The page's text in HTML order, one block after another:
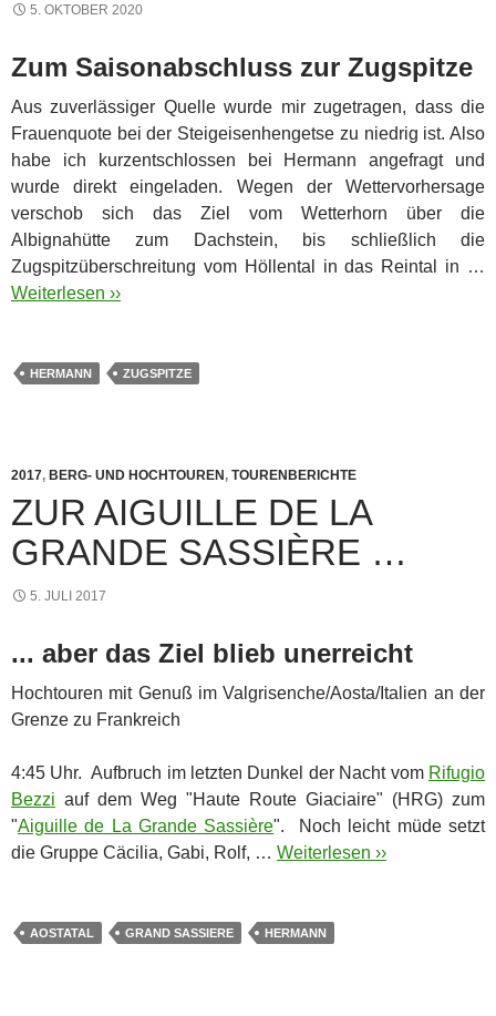
5. OKTOBER 2020
Zum Saisonabschluss zur Zugspitze
Aus zuverlässiger Quelle wurde mir zugetragen, dass die
Frauenquote bei der Steigeisenhengetse zu niedrig ist. Also
habe ich kurzentschlossen bei Hermann angefragt und
wurde direkt eingeladen. Wegen der Wettervorhersage
verschob sich das Ziel vom Wetterhorn über die
Albignahütte zum Dachstein, bis schließlich die
Zugspitzüberschreitung vom Höllental in das Reintal in …
Weiterlesen ››
HERMANN ZUGSPITZE
2017, BERG- UND HOCHTOUREN, TOURENBERICHTE
ZUR AIGUILLE DE LA
GRANDE SASSIÈRE …
5. JULI 2017
... aber das Ziel blieb unerreicht
Hochtouren mit Genuß im Valgrisenche/Aosta/Italien an der
Grenze zu Frankreich
4:45 Uhr. Aufbruch im letzten Dunkel der Nacht vom Rifugio
Bezzi auf dem Weg "Haute Route Giaciaire" (HRG) zum
"Aiguille de La Grande Sassière". Noch leicht müde setzt
die Gruppe Cäcilia, Gabi, Rolf, … Weiterlesen ››
AOSTATAL GRAND SASSIERE HERMANN